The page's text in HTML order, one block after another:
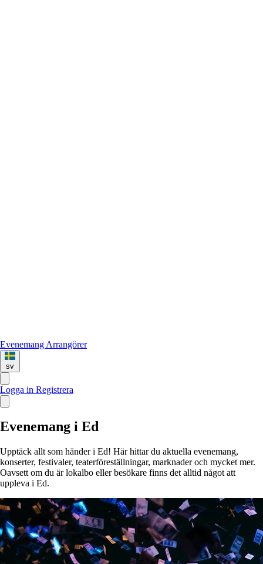
Evenemang Arrangörer
sv
Logga in Registrera
Evenemang i Ed
Upptäck allt som händer i Ed! Här hittar du aktuella evenemang,
konserter, festivaler, teaterföreställningar, marknader och mycket mer.
Oavsett om du är lokalbo eller besökare finns det alltid något att
uppleva i Ed.